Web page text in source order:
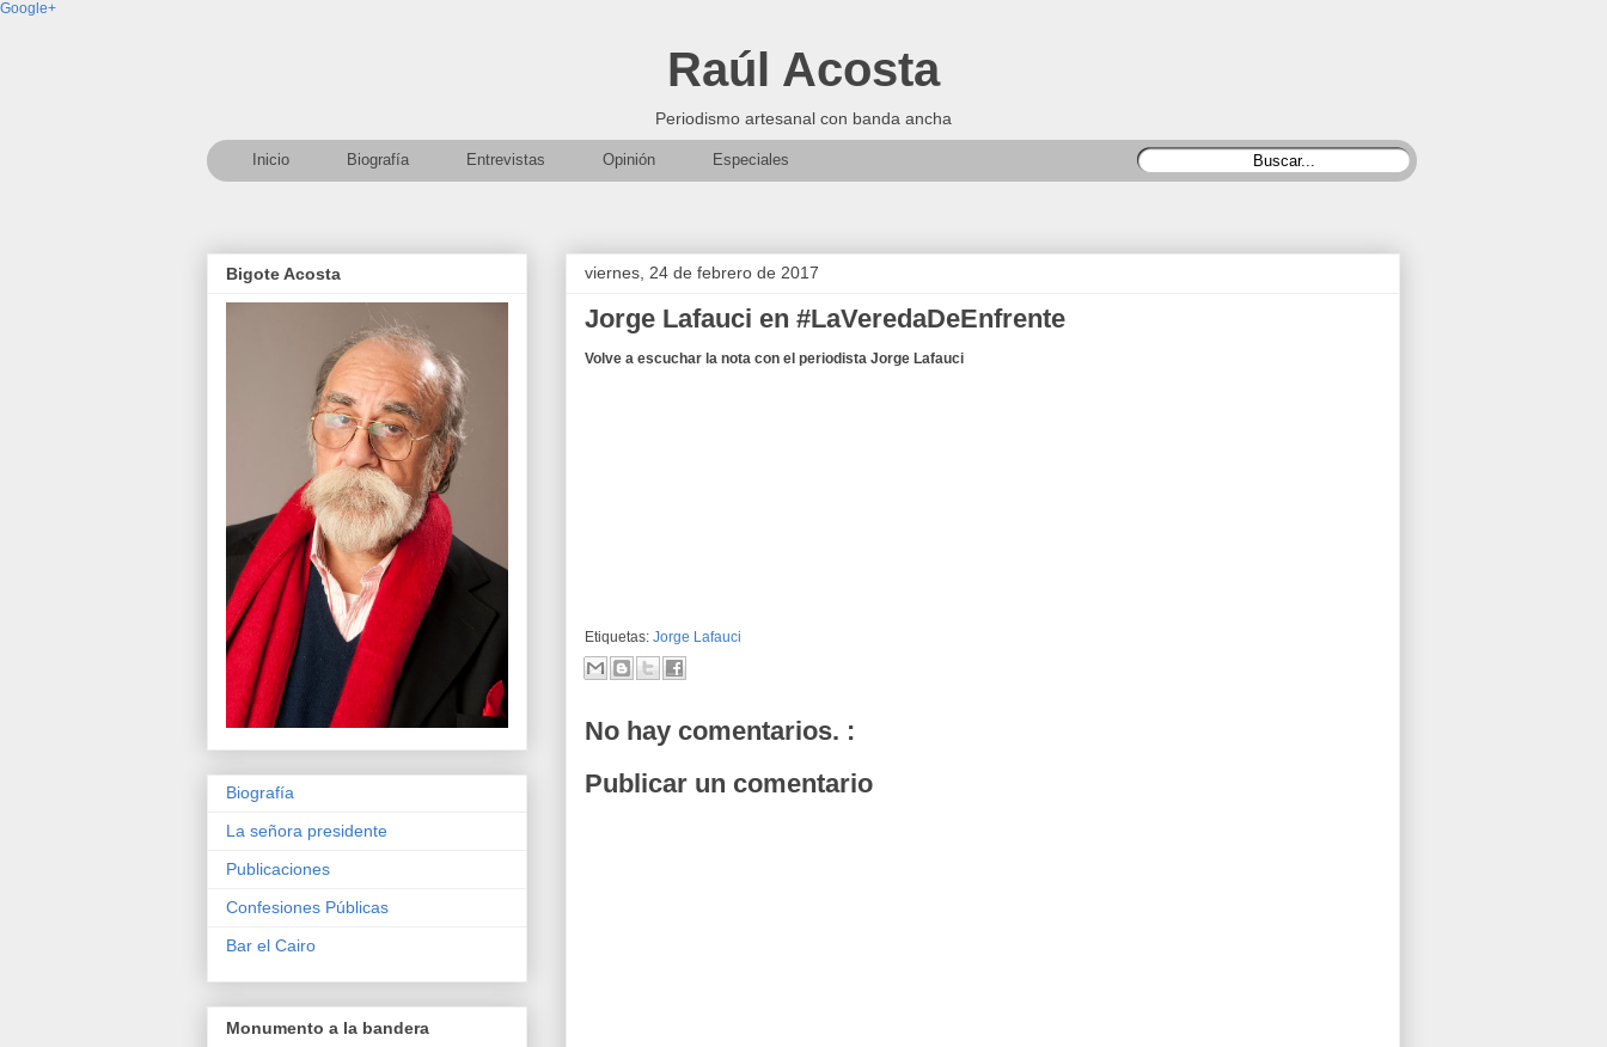
Google+
Raúl Acosta
Periodismo artesanal con banda ancha
Inicio Biografía Entrevistas Opinión Especiales
viernes, 24 de febrero de 2017
Jorge Lafauci en #LaVeredaDeEnfrente
Volve a escuchar la nota con el periodista Jorge Lafauci
Etiquetas: Jorge Lafauci
No hay comentarios. :
Publicar un comentario
Bigote Acosta
Biografía
La señora presidente
Publicaciones
Confesiones Públicas
Bar el Cairo
Monumento a la bandera